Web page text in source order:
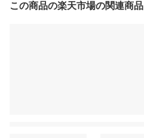
この商品の楽天市場の関連商品